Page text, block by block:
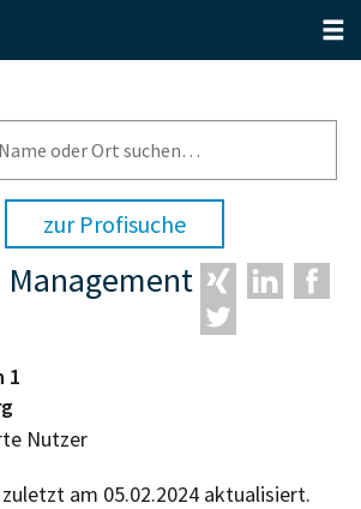
zur Profisuche
Management
1
Nutzer
am 05.02.2024 aktualisiert.